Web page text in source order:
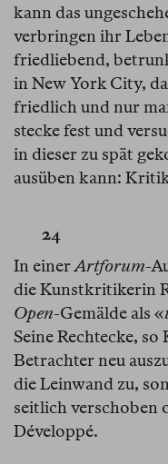
kann das
verbringen ihr
friedliebend,
in New York City,
friedlich und nur
stecke fest und
in dieser zu spät
ausüben kann:
24
In einerArtforum-
die Kunstkritikerin
Open-Gemälde als «
Seine Rechtecke,
Betrachter neu
die Leinwand zu,
seitlich verschoben
Développé.